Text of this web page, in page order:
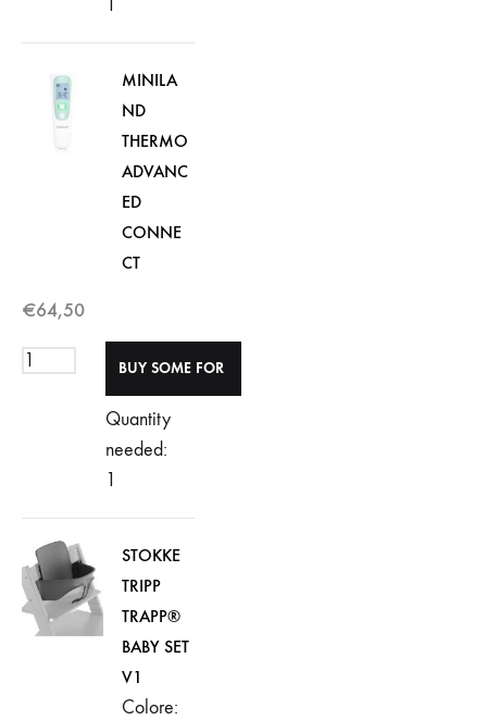
MINILA
ND
THERMO
ADVANC
ED
CONNE
CT
€64,50
Quantity
needed:
1
STOKKE
TRIPP
TRAPP®
BABY SET
V1
Colore: